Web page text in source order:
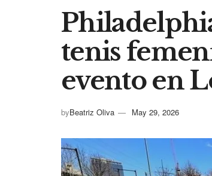
tenis
evento en
byBeatriz Oliva May 29, 2026